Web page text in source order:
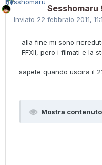
Sesshomaru
Inviato 22 febbraio 2011,
alla fine mi sono
FFXII, pero i filmati e la
sapete quando uscira il
Mostra